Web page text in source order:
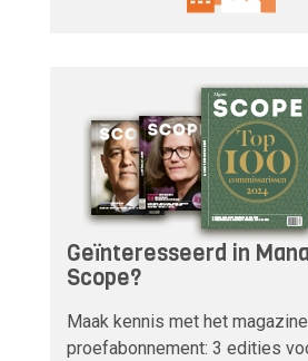
Geïnteresseerd in
Scope?
Maak kennis met het
proefabonnement: 3 edities